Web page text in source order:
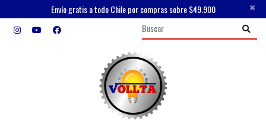
Envío gratis a todo Chile por compras sobre $49.900 ×